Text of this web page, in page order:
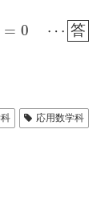
= 0 ⋯ 答
応用数学科